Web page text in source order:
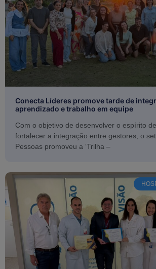
Conecta Líderes promove tarde de
aprendizado e trabalho em equipe
Com o objetivo de desenvolver o espírito
fortalecer a integração entre gestores, o
Pessoas promoveu a ‘Trilha –